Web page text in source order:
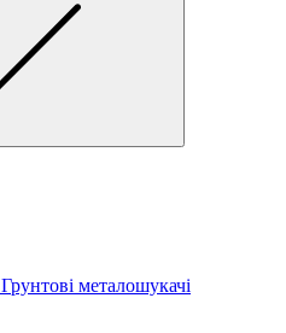
Грунтові металошукачі